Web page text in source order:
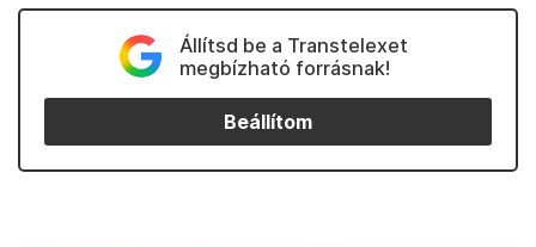
Állítsd be a Transtelexet
megbízható forrásnak!
Beállítom